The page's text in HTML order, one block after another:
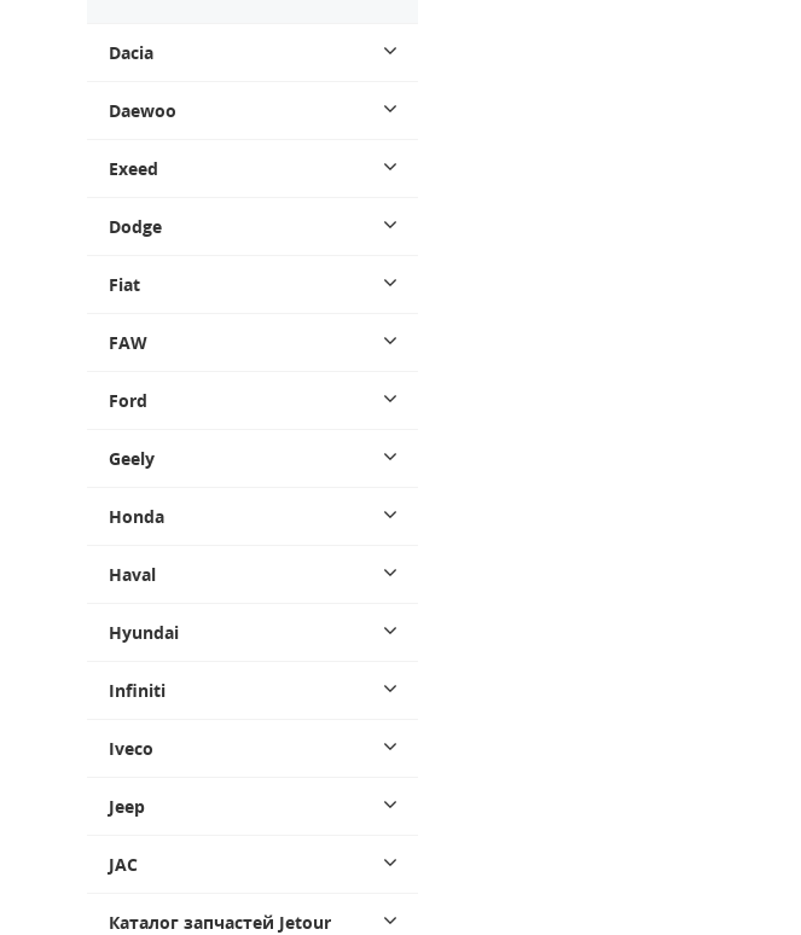
Dacia
Daewoo
Exeed
Dodge
Fiat
FAW
Ford
Geely
Honda
Haval
Hyundai
Infiniti
Iveco
Jeep
JAC
Каталог запчастей Jetour